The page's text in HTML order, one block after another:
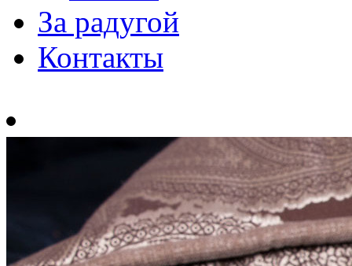
За радугой
Контакты